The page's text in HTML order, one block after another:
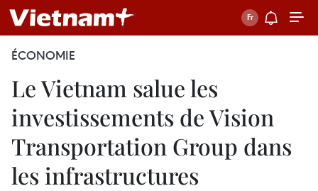
ÉCONOMIE
Le Vietnam salue les
investissements de Vision
Transportation Group dans
les infrastructures